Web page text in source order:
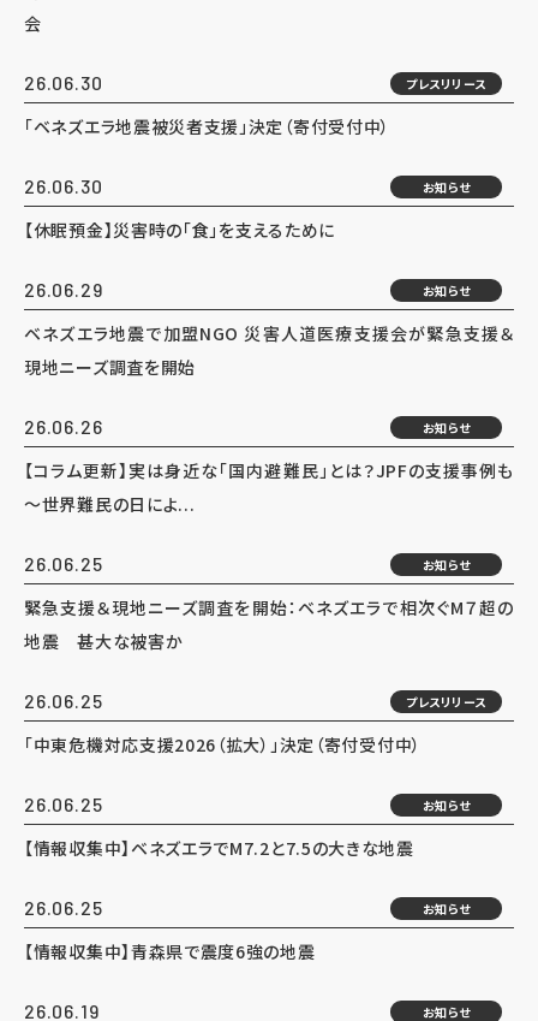
会
26.06.30 プレスリリース
「ベネズエラ地震被災者支援」決定（寄付受付中）
26.06.30 お知らせ
【休眠預金】災害時の「食」を支えるために
26.06.29 お知らせ
ベネズエラ地震で加盟NGO 災害人道医療支援会が緊急支援＆
現地ニーズ調査を開始
26.06.26 お知らせ
【コラム更新】実は身近な「国内避難民」とは？JPFの支援事例も
～世界難民の日によ...
26.06.25 お知らせ
緊急支援＆現地ニーズ調査を開始：ベネズエラで相次ぐM７超の
地震 甚大な被害か
26.06.25 プレスリリース
「中東危機対応支援2026（拡大）」決定（寄付受付中）
26.06.25 お知らせ
【情報収集中】ベネズエラでM7.2と7.5の大きな地震
26.06.25 お知らせ
【情報収集中】青森県で震度6強の地震
26.06.19 お知らせ